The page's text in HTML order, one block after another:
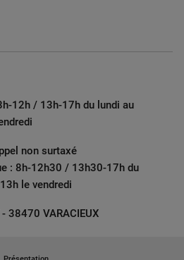
12h / 13h-17h du lundi au
non surtaxé
: 8h-12h30 / 13h30-17h du
le vendredi
38470 VARACIEUX